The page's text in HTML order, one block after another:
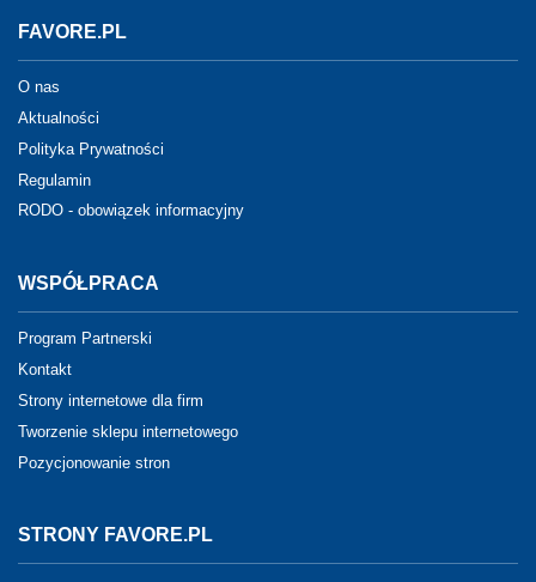
FAVORE.PL
O nas
Aktualności
Polityka Prywatności
Regulamin
RODO - obowiązek informacyjny
WSPÓŁPRACA
Program Partnerski
Kontakt
Strony internetowe dla firm
Tworzenie sklepu internetowego
Pozycjonowanie stron
STRONY FAVORE.PL